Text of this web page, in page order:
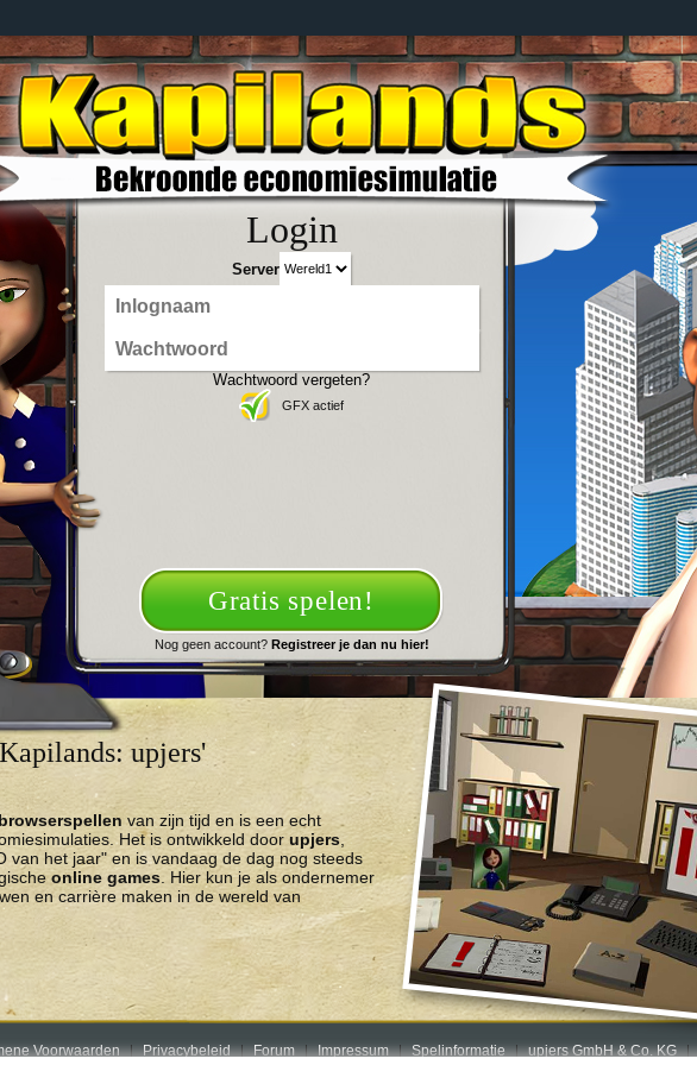
Login
Server
Wachtwoord vergeten?
GFX actief
Gratis spelen!
Nog geen account? Registreer je dan nu hier!
upjers'
van zijn tijd en is een echt
Het is ontwikkeld door upjers,
van het jaar" en is vandaag de dag nog steeds
online games. Hier kun je als ondernemer
en carrière maken in de wereld van
Voorwaarden Privacybeleid Forum Impressum Spelinformatie upjers GmbH & Co. KG